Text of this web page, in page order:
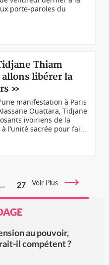
porte-paroles du
Thiam
libérer la
»
manifestation à Paris
Ouattara, Tidjane
ivoiriens de la
l’unité sacrée pour fai...
... 27 Voir Plus
au pouvoir,
il compétent ?